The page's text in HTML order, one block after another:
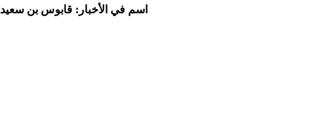
اسم في الأخبار: قابوس بن سعيد